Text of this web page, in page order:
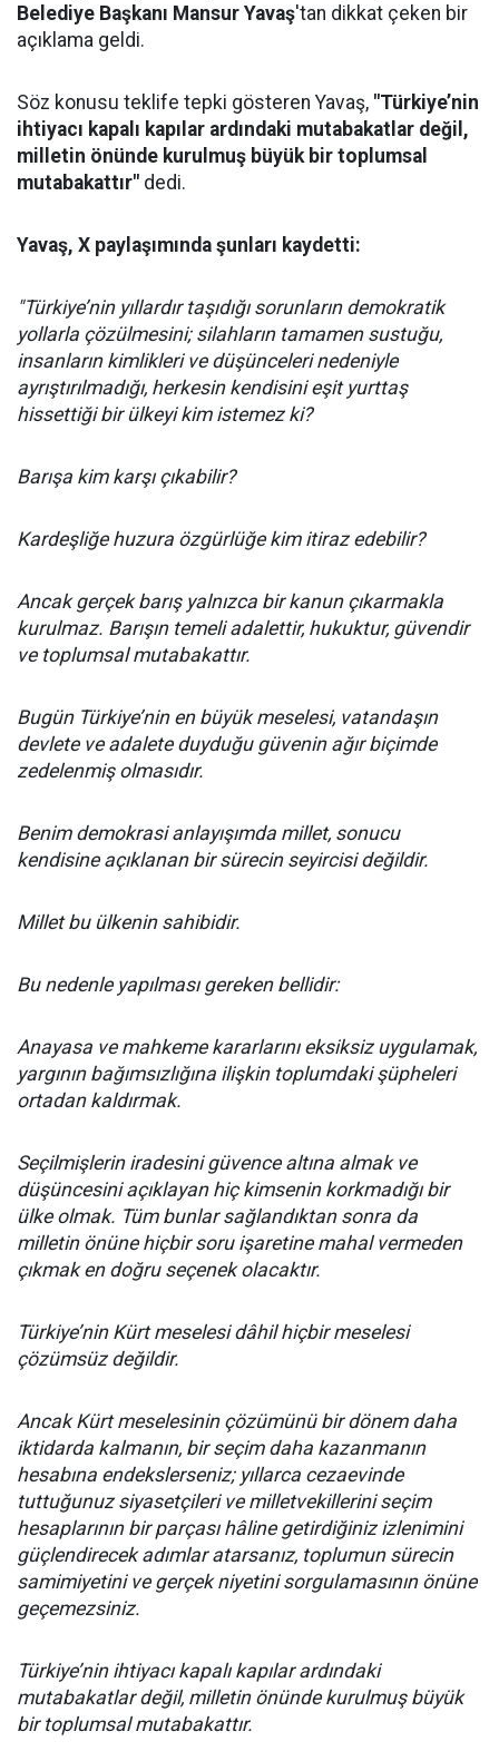
Belediye Başkanı Mansur Yavaş'tan dikkat çeken bir
açıklama geldi.
Söz konusu teklife tepki gösteren Yavaş, "Türkiye’nin
ihtiyacı kapalı kapılar ardındaki mutabakatlar değil,
milletin önünde kurulmuş büyük bir toplumsal
mutabakattır" dedi.
Yavaş, X paylaşımında şunları kaydetti:
"Türkiye’nin yıllardır taşıdığı sorunların demokratik
yollarla çözülmesini; silahların tamamen sustuğu,
insanların kimlikleri ve düşünceleri nedeniyle
ayrıştırılmadığı, herkesin kendisini eşit yurttaş
hissettiği bir ülkeyi kim istemez ki?
Barışa kim karşı çıkabilir?
Kardeşliğe huzura özgürlüğe kim itiraz edebilir?
Ancak gerçek barış yalnızca bir kanun çıkarmakla
kurulmaz. Barışın temeli adalettir, hukuktur, güvendir
ve toplumsal mutabakattır.
Bugün Türkiye’nin en büyük meselesi, vatandaşın
devlete ve adalete duyduğu güvenin ağır biçimde
zedelenmiş olmasıdır.
Benim demokrasi anlayışımda millet, sonucu
kendisine açıklanan bir sürecin seyircisi değildir.
Millet bu ülkenin sahibidir.
Bu nedenle yapılması gereken bellidir:
Anayasa ve mahkeme kararlarını eksiksiz uygulamak,
yargının bağımsızlığına ilişkin toplumdaki şüpheleri
ortadan kaldırmak.
Seçilmişlerin iradesini güvence altına almak ve
düşüncesini açıklayan hiç kimsenin korkmadığı bir
ülke olmak. Tüm bunlar sağlandıktan sonra da
milletin önüne hiçbir soru işaretine mahal vermeden
çıkmak en doğru seçenek olacaktır.
Türkiye’nin Kürt meselesi dâhil hiçbir meselesi
çözümsüz değildir.
Ancak Kürt meselesinin çözümünü bir dönem daha
iktidarda kalmanın, bir seçim daha kazanmanın
hesabına endekslerseniz; yıllarca cezaevinde
tuttuğunuz siyasetçileri ve milletvekillerini seçim
hesaplarının bir parçası hâline getirdiğiniz izlenimini
güçlendirecek adımlar atarsanız, toplumun sürecin
samimiyetini ve gerçek niyetini sorgulamasının önüne
geçemezsiniz.
Türkiye’nin ihtiyacı kapalı kapılar ardındaki
mutabakatlar değil, milletin önünde kurulmuş büyük
bir toplumsal mutabakattır.